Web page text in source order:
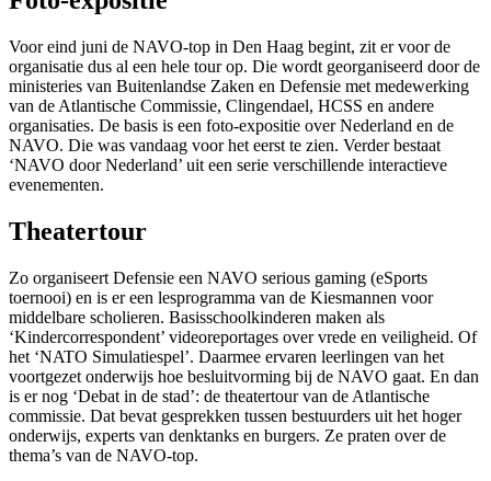
Voor eind juni de NAVO-top in Den Haag begint, zit er voor de
organisatie dus al een hele tour op. Die wordt georganiseerd door de
ministeries van Buitenlandse Zaken en Defensie met medewerking
van de Atlantische Commissie, Clingendael, HCSS en andere
organisaties. De basis is een foto-expositie over Nederland en de
NAVO. Die was vandaag voor het eerst te zien. Verder bestaat
‘NAVO door Nederland’ uit een serie verschillende interactieve
evenementen.
Theatertour
Zo organiseert Defensie een NAVO serious gaming (eSports
toernooi) en is er een lesprogramma van de Kiesmannen voor
middelbare scholieren. Basisschoolkinderen maken als
‘Kindercorrespondent’ videoreportages over vrede en veiligheid. Of
het ‘NATO Simulatiespel’. Daarmee ervaren leerlingen van het
voortgezet onderwijs hoe besluitvorming bij de NAVO gaat. En dan
is er nog ‘Debat in de stad’: de theatertour van de Atlantische
commissie. Dat bevat gesprekken tussen bestuurders uit het hoger
onderwijs, experts van denktanks en burgers. Ze praten over de
thema’s van de NAVO-top.